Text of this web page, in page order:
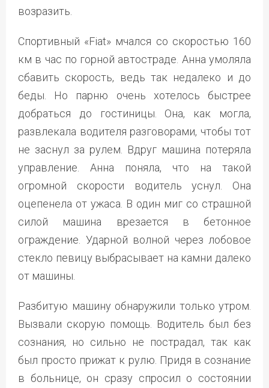
возразить.
Спортивный «Fiat» мчался со скоростью 160
км в час по горной автостраде. Анна умоляла
сбавить скорость, ведь так недалеко и до
беды. Но парню очень хотелось быстрее
добраться до гостиницы. Она, как могла,
развлекала водителя разговорами, чтобы тот
не заснул за рулем. Вдруг машина потеряла
управление. Анна поняла, что на такой
огромной скорости водитель уснул. Она
оцепенела от ужаса. В один миг со страшной
силой машина врезается в бетонное
ограждение. Ударной волной через лобовое
стекло певицу выбрасывает на камни далеко
от машины.
Разбитую машину обнаружили только утром.
Вызвали скорую помощь. Водитель был без
сознания, но сильно не пострадал, так как
был просто прижат к рулю. Придя в сознание
в больнице, он сразу спросил о состоянии